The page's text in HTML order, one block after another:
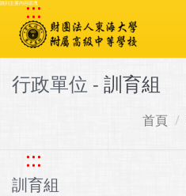
跳到主要內容區塊
:::
行政單位 - 訓育組
首頁
:::
訓育組